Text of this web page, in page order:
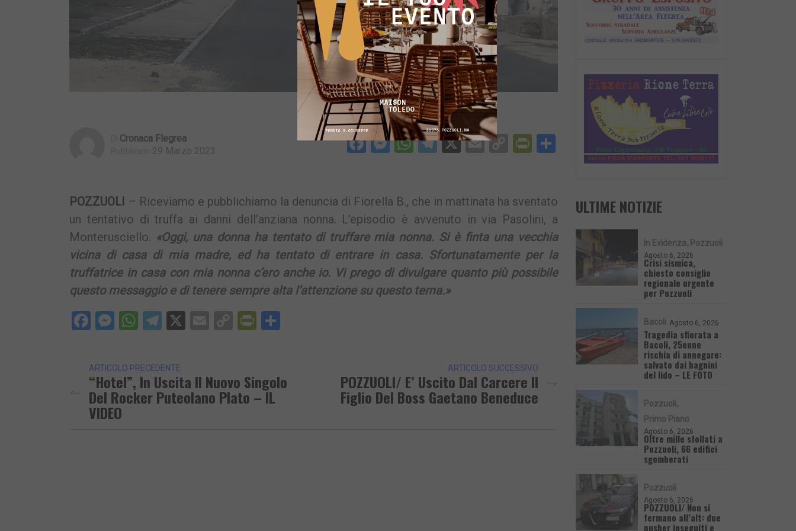
Cronaca Flegrea
29 Marzo 2023 Facebook
Messenger
WhatsApp
Telegram
X EmailCopyPrintFriendly
Condividi
POZZUOLI – Riceviamo e pubblichiamo la denuncia di Fiorella B., che in mattinata ha sventato
un tentativo di truffa ai danni dell’anziana nonna. L’episodio è avvenuto in via Pasolini, a
Monterusciello. «Oggi, una donna ha tentato di truffare mia nonna. Si è finta una vecchia
vicina di casa di mia madre, ed ha tentato di entrare in casa. Sfortunatamente per la
truffatrice in casa con mia nonna c’ero anche io. Vi prego di divulgare quanto più possibile
questo messaggio e di tenere sempre alta l’attenzione su questo tema.»
Facebook
Messenger
WhatsApp
Telegram
X EmailCopyPrintFriendly
ARTICOLO PRECEDENTE
“Hotel”, In Uscita Il Nuovo Singolo
Del Rocker Puteolano Plato – IL
VIDEO
ARTICOLO SUCCESSIVO
POZZUOLI/ E’ Uscito Dal Carcere Il
Figlio Del Boss Gaetano Beneduce
ULTIME NOTIZIE
In Evidenza Pozzuoli
Agosto 6, 2026
Crisi sismica,
chiesto consiglio
regionale urgente
per Pozzuoli
Bacoli Agosto 6, 2026
Tragedia sfiorata a
Bacoli, 25enne
rischia di annegare:
salvato dai bagnini
del lido – LE FOTO
Pozzuoli
Primo Piano
Agosto 6, 2026
Oltre mille sfollati a
Pozzuoli, 66 edifici
sgomberati
Pozzuoli
Agosto 6, 2026
POZZUOLI/ Non si
fermano all’alt: due
pusher inseguiti e